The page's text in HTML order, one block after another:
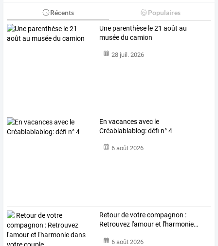
Récents Populaires
Une parenthèse le 21 août au
musée du camion
28 juil. 2026
En vacances avec le
Créablablablog: défi n° 4
6 août 2026
Retourdevotrecompagnon :
Retrouvez l'amouret l'harmonie…
6 août 2026